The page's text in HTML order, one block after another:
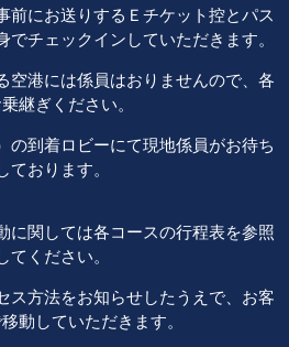
前にお送りするＥチケット控とパス
チェックインしていただきます。
空港には係員はおりませんので、各
継ぎください。
の到着ロビーにて現地係員がお待ち
ております。
に関しては各コースの行程表を参照
てください。
ス方法をお知らせしたうえで、お客
動していただきます。